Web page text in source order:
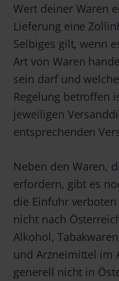
Wert deiner Waren
Lieferung eine
Selbiges gilt, wenn
Art von Waren
sein darf und
Regelung betroffen
jeweiligen
entsprechenden
Neben den Waren,
erfordern, gibt es
die Einfuhr
nicht nach
Alkohol,
und Arzneimittel im
generell nicht in